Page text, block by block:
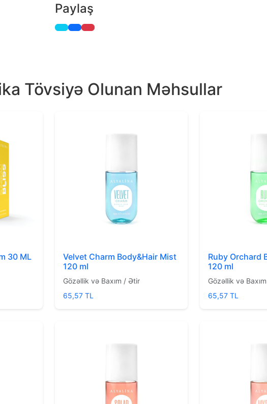
Paylaş
Tövsiyə Olunan Məhsullar
30 ML
Velvet Charm Body&Hair Mist
120 ml
Gözəllik və Baxım / Ətir
65,57 TL
Ruby Orchard
120 ml
Gözəllik və
65,57 TL